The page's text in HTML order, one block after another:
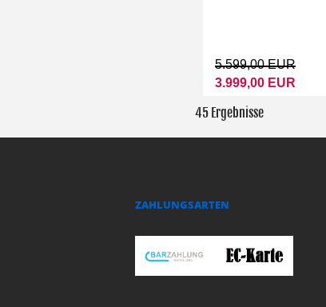
5.599,00 EUR
3.999,00 EUR
45 Ergebnisse
ZAHLUNGSARTEN